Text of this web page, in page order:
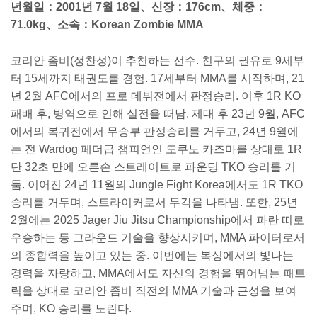
년월일：2001년 7월 18일、신장：176cm、체중：
71.0kg、소속：Korean Zombie MMA
코리안 좀비(정찬성)이 추천하는 선수. 친구의 권유로 9세부
터 15세까지 태권도를 경험. 17세부터 MMA를 시작하며, 21
년 2월 AFC에서의 프로 데뷔전에서 판정승리. 이후 1R KO
패배 후, 병역으로 인해 실전을 떠남. 제대 후 23년 9월, AFC
에서의 복귀전에서 무승부 판정승리를 거두고, 24년 9월에
는 전 Wardog 페더급 챔피언인 도쿠노 카즈마를 상대로 1R
단 32초 만에 오른손 스트레이트로 파운딩 TKO 승리를 거
둠. 이어진 24년 11월의 Jungle Fight Korea에서도 1R TKO
승리를 거두며, 스트라이커로서 두각을 나타냄. 또한, 25년
2월에는 2025 Jager Jiu Jitsu Championship에서 파란 띠로
우승하는 등 그라운드 기술을 향상시키며, MMA 파이터로서
의 종합력을 높이고 있는 중. 이번에는 복싱에서의 빛나는
경력을 자랑하고, MMA에서도 자신의 경험을 뛰어넘는 패트
릭을 상대로 코리안 좀비 직전의 MMA 기술과 근성을 보여
주며, KO 승리를 노린다.